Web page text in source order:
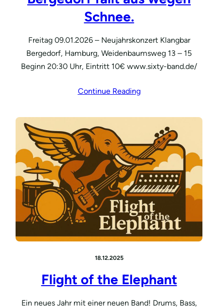
Schnee.
Freitag 09.01.2026 – Neujahrskonzert Klangbar
Bergedorf, Hamburg, Weidenbaumsweg 13 – 15
Beginn 20:30 Uhr, Eintritt 10€ www.sixty-band.de/
Continue Reading
18.12.2025
Flight of the Elephant
Ein neues Jahr mit einer neuen Band! Drums, Bass,